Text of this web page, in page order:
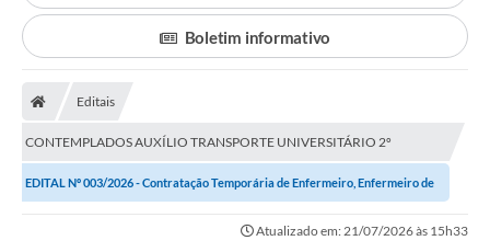
Editais
Livro Eletrônico
Boletim informativo
Editais
CONTEMPLADOS AUXÍLIO TRANSPORTE UNIVERSITÁRIO 2º
SEMESTRE 2026
EDITAL Nº 003/2026 - Contratação Temporária de Enfermeiro, Enfermeiro de
Atualizado em: 21/07/2026 às 15h33